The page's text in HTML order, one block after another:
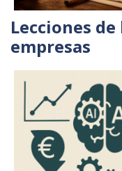
Lecciones
empresas